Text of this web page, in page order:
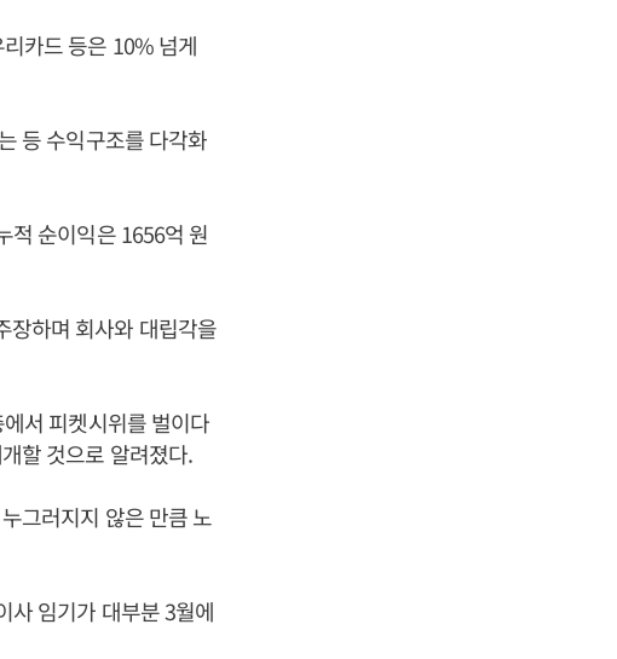
카드 등은 10% 넘게
등 수익구조를 다각화
적 순이익은 1656억 원
장하며 회사와 대립각을
서 피켓시위를 벌이다
할 것으로 알려졌다.
그러지지 않은 만큼 노
사 임기가 대부분 3월에